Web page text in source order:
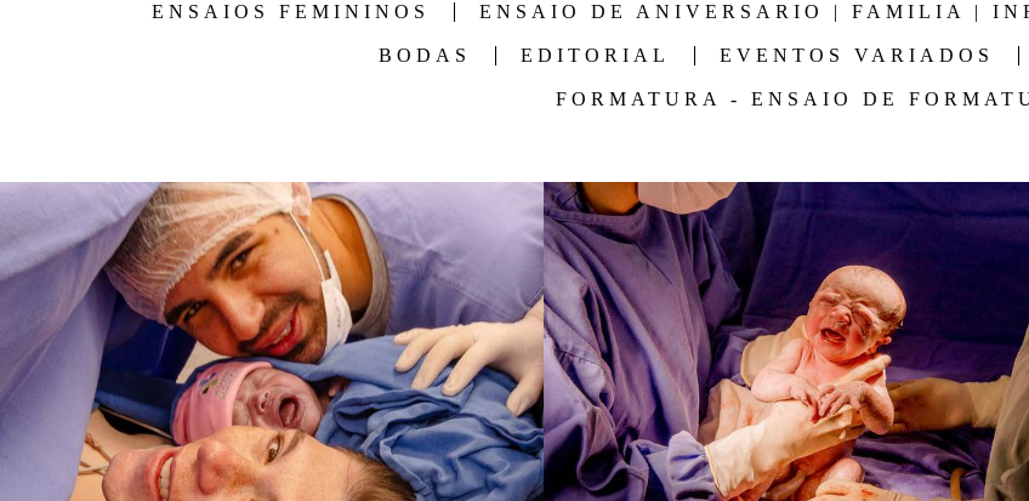
ENSAIOS FEMININOS ENSAIO DE ANIVERSARIO | FAMILIA |
BODAS EDITORIAL EVENTOS VARIADOS
FORMATURA - ENSAIO DE